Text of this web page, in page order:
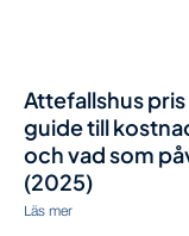
Attefallshus
guide till
och vad som
(2025)
Läs mer